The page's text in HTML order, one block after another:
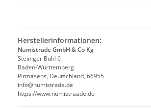
Herstellerinformationen:
Numistrade GmbH & Co Kg
Steiniger Bühl 6
Baden-Württemberg
Pirmasens, Deutschland, 66955
info@numistrade.de
https://www.numistraade.de